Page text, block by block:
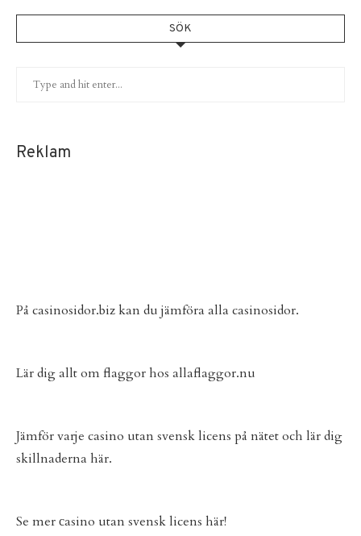
SÖK
Reklam
På casinosidor.bizkan du jämföra alla casinosidor.
Lär dig allt om flaggor hos allaflaggor.nu
Jämför varje casino utan svensk licens på nätet och lär dig
skillnaderna här.
Se merсasino utan svensk licens här!